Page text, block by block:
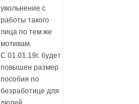
увольнение с
работы такого
лица по тем же
мотивам.
С 01.01.19г. будет
повышен размер
пособия по
безработице для